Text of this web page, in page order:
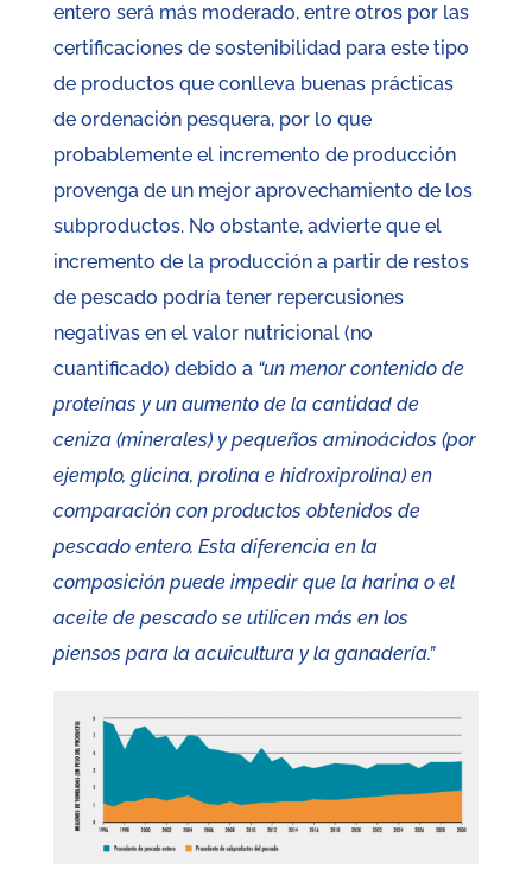
entero será más moderado, entre otros por las
certificaciones de sostenibilidad para este tipo
de productos que conlleva buenas prácticas
de ordenación pesquera, por lo que
probablemente el incremento de producción
provenga de un mejor aprovechamiento de los
subproductos. No obstante, advierte que el
incremento de la producción a partir de restos
de pescado podría tener repercusiones
negativas en el valor nutricional (no
cuantificado) debido a “un menor contenido de
proteínas y un aumento de la cantidad de
ceniza (minerales) y pequeños aminoácidos (por
ejemplo, glicina, prolina e hidroxiprolina) en
comparación con productos obtenidos de
pescado entero. Esta diferencia en la
composición puede impedir que la harina o el
aceite de pescado se utilicen más en los
piensos para la acuicultura y la ganadería.”